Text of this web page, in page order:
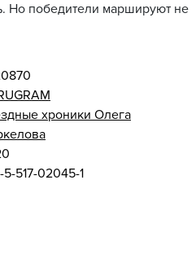
Но победители маршируют не
хроники Олега
5-517-02045-1